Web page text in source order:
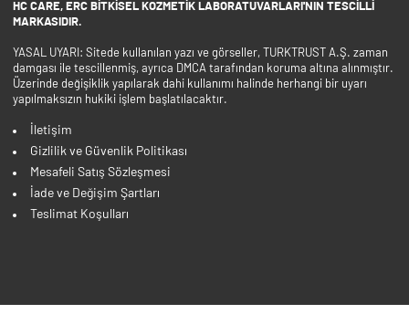
HC CARE, ERC BITKISEL KOZMETIK LABORATUVARLARI'NIN TESCILLI
MARKASIDIR.
YASAL UYARI: Sitede kullanılan yazı ve görseller, TURKTRUST A.Ş. zaman
damgası ile tescillenmiş, ayrıca DMCA tarafından koruma altına alınmıştır.
Üzerinde değişiklik yapılarak dahi kullanımı halinde herhangi bir uyarı
yapılmaksızın hukiki işlem başlatılacaktır.
İletişim
Gizlilik ve Güvenlik Politikası
Mesafeli Satış Sözleşmesi
İade ve Değişim Şartları
Teslimat Koşulları